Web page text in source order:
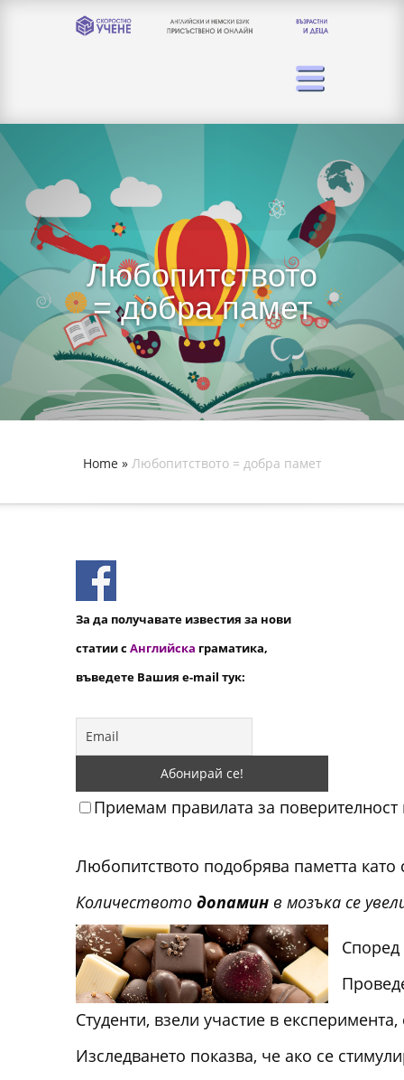
Любопитството
= добра памет
Home »Любопитството = добра памет
За да получавате известия за нови
статии сАнглийска граматика,
въведете Вашия e-mail тук:
Приемам правилата за поверителност
Любопитството подобрява паметта
Количеството допамин в мозъка се
Според
Студенти, взели участие в
Изследването показва, че ако се